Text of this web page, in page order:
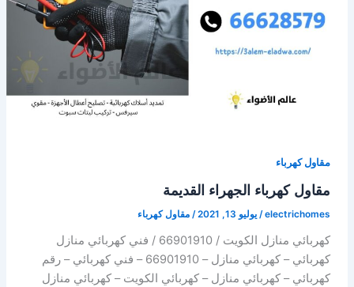
مقاول كهرباء
مقاول كهرباء الجهراء القديمة
electrichomes
/ يوليو 13, 2021 / مقاول كهرباء
كهربائي منازل الكويت / 66901910 / فني كهربائي منازل
كهربائي – كهربائي منازل – 66901910 – فني كهربائي – رقم
كهربائي – كهربائي منازل – كهربائي الكويت – كهربائي منازل